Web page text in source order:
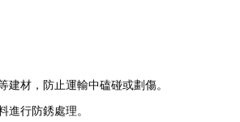
建材，防止運輸中磕碰或劃傷。
進行防銹處理。